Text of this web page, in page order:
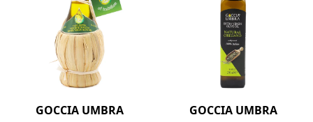
GOCCIA UMBRA GOCCIA UMBRA